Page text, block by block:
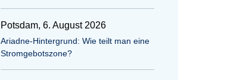
Potsdam, 6. August 2026
Ariadne-Hintergrund: Wie teilt man eine
Stromgebotszone?